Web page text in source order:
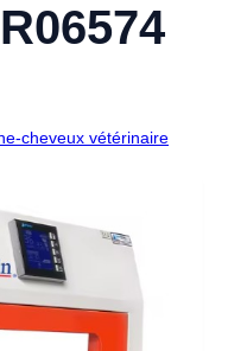
cheveux vétérinaire